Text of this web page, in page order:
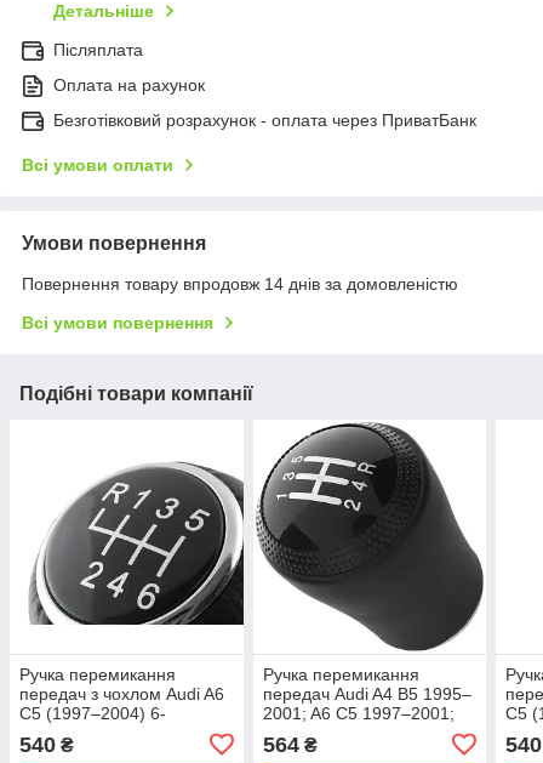
Детальніше
Післяплата
Оплата на рахунок
Безготівковий розрахунок - оплата через ПриватБанк
Всі умови оплати
Умови повернення
Повернення товару впродовж 14 днів за домовленістю
Всі умови повернення
Подібні товари компанії
Ручка перемикання
передач з чохлом Audi A6
C5 (1997–2004) 6-
540 ₴
Ручка перемикання
передач Audi A4 B5 1995–
2001; A6 C5 1997–2001;
A8 D2 1994–2003, чорна з
хромованим кільцем
564₴
C5
540